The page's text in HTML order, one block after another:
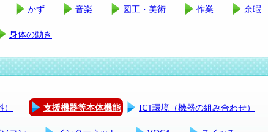
かず 音楽 図工・美術 作業 余暇
身体の動き
支援機器等本体機能 ICT環境（機器の組み合わせ）